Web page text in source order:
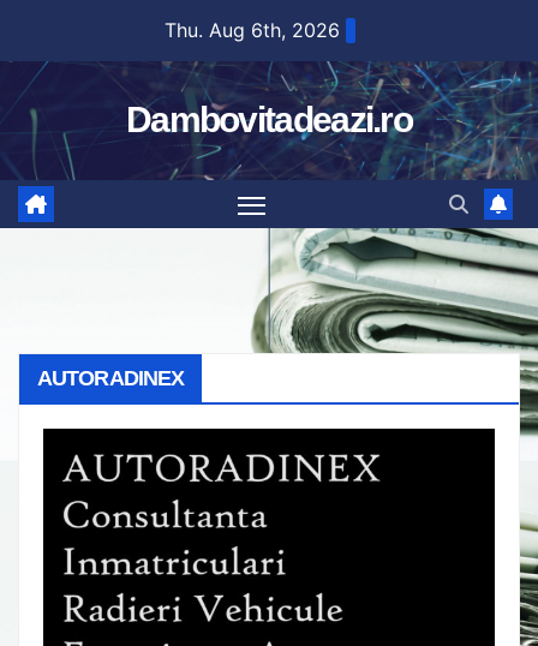
content
Thu. Aug 6th, 2026
Dambovitadeazi.ro
AUTORADINEX